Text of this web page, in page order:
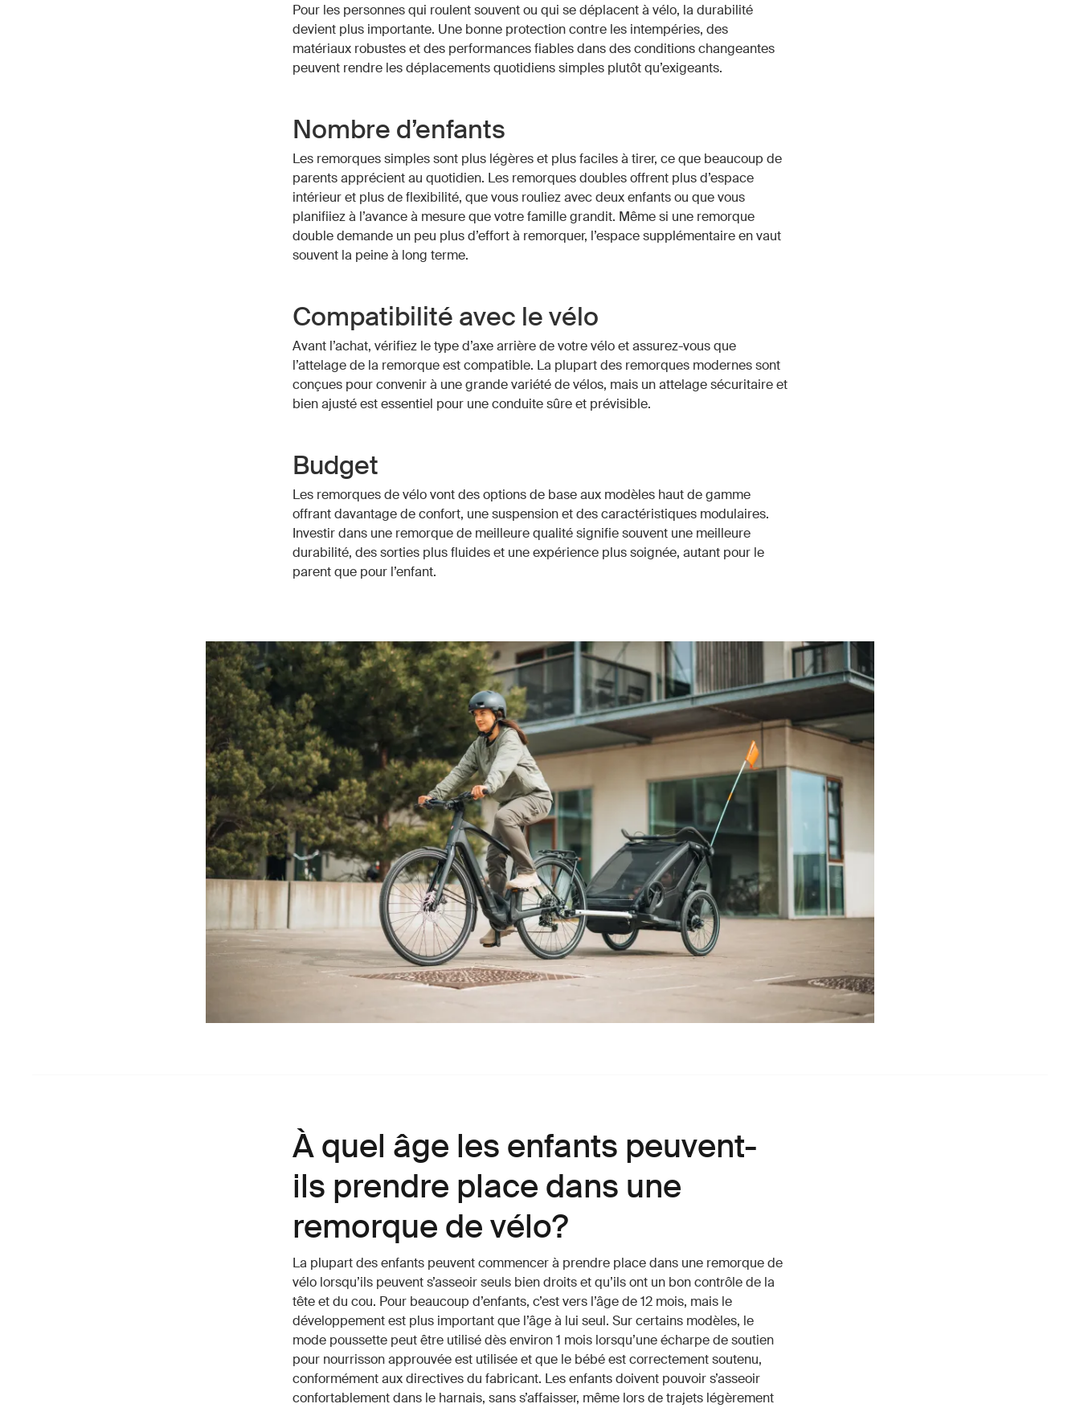
Pour les personnes qui roulent souvent ou qui se déplacent à vélo, la durabilité
devient plus importante. Une bonne protection contre les intempéries, des
matériaux robustes et des performances fiables dans des conditions changeantes
peuvent rendre les déplacements quotidiens simples plutôt qu’exigeants.
Nombre d’enfants
Les remorques simples sont plus légères et plus faciles à tirer, ce que beaucoup de
parents apprécient au quotidien. Les remorques doubles offrent plus d’espace
intérieur et plus de flexibilité, que vous rouliez avec deux enfants ou que vous
planifiiez à l’avance à mesure que votre famille grandit. Même si une remorque
double demande un peu plus d’effort à remorquer, l’espace supplémentaire en vaut
souvent la peine à long terme.
Compatibilité avec le vélo
Avant l’achat, vérifiez le type d’axe arrière de votre vélo et assurez-vous que
l’attelage de la remorque est compatible. La plupart des remorques modernes sont
conçues pour convenir à une grande variété de vélos, mais un attelage sécuritaire et
bien ajusté est essentiel pour une conduite sûre et prévisible.
Budget
Les remorques de vélo vont des options de base aux modèles haut de gamme
offrant davantage de confort, une suspension et des caractéristiques modulaires.
Investir dans une remorque de meilleure qualité signifie souvent une meilleure
durabilité, des sorties plus fluides et une expérience plus soignée, autant pour le
parent que pour l’enfant.
À quel âge les enfants peuvent-
ils prendre place dans une
remorque de vélo?
La plupart des enfants peuvent commencer à prendre place dans une remorque de
vélo lorsqu’ils peuvent s’asseoir seuls bien droits et qu’ils ont un bon contrôle de la
tête et du cou. Pour beaucoup d’enfants, c’est vers l’âge de 12 mois, mais le
développement est plus important que l’âge à lui seul. Sur certains modèles, le
mode poussette peut être utilisé dès environ 1 mois lorsqu’une écharpe de soutien
pour nourrisson approuvée est utilisée et que le bébé est correctement soutenu,
conformément aux directives du fabricant. Les enfants doivent pouvoir s’asseoir
confortablement dans le harnais, sans s’affaisser, même lors de trajets légèrement